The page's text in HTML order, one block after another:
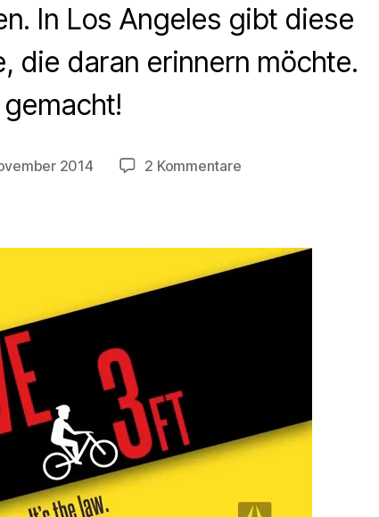
In Los Angeles gibt diese
die daran erinnern möchte.
2014 2 Kommentarezu